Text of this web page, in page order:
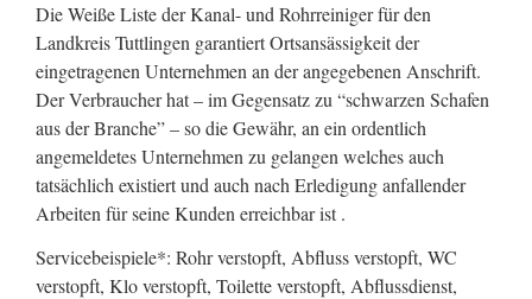
Die Weiße Liste der Kanal- und Rohrreiniger für den
Landkreis Tuttlingen garantiert Ortsansässigkeit der
eingetragenen Unternehmen an der angegebenen Anschrift.
Der Verbraucher hat – im Gegensatz zu “schwarzen Schafen
aus der Branche” – so die Gewähr, an ein ordentlich
angemeldetes Unternehmen zu gelangen welches auch
tatsächlich existiert und auch nach Erledigung anfallender
Arbeiten für seine Kunden erreichbar ist .
Servicebeispiele*: Rohr verstopft, Abfluss verstopft, WC
verstopft, Klo verstopft, Toilette verstopft, Abflussdienst,